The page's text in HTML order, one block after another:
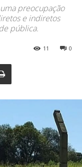
preocupação
e indiretos
pública.
0
11